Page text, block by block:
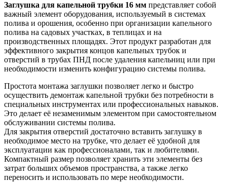
Заглушка для капельной трубки 16 мм представляет собой
важный элемент оборудования, используемый в системах
полива и орошения, особенно при организации капельного
полива на садовых участках, в теплицах и на
производственных площадях. Этот продукт разработан для
эффективного закрытия концов капельных трубок и
отверстий в трубах ПНД после удаления капельниц или при
необходимости изменить конфигурацию системы полива.
Простота монтажа заглушки позволяет легко и быстро
осуществить демонтаж капельной трубки без потребности в
специальных инструментах или профессиональных навыков.
Это делает её незаменимым элементом при самостоятельном
обслуживании системы полива.
Для закрытия отверстий достаточно вставить заглушку в
необходимое место на трубке, что делает её удобной для
эксплуатации как профессионалами, так и любителями.
Компактный размер позволяет хранить эти элементы без
затрат больших объемов пространства, а также легко
переносить и использовать по мере необходимости.